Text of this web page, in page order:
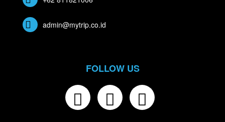
admin@mytrip.co.id
FOLLOW US